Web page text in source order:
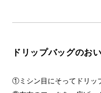
ドリップバッグのお
①ミシン目にそってドリッ